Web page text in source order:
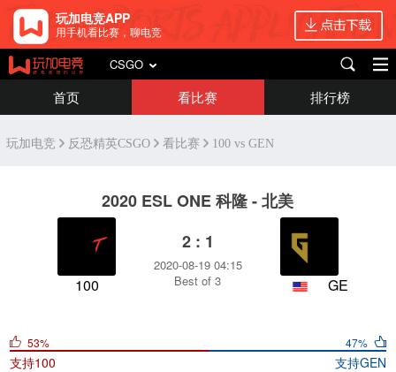
玩加电竞APP
用手机看比赛，聊电竞
CSGO
首页 看比赛 排行榜
玩加电竞 反恐精英CSGO 看比赛 100 vs GEN
2020 ESL ONE 科隆 - 北美
100
2 : 1
2020-08-19 04:15
Best of 3
GEN
47%
支持GEN
53%
支持100